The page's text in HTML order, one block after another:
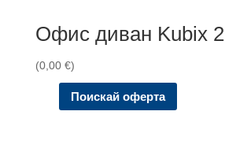
Офис диван Kubix 2
(0,00 €)
Поискай оферта